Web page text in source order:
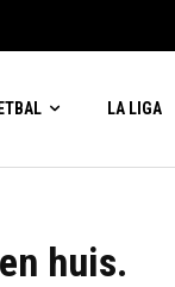
LA LIGA
huis.